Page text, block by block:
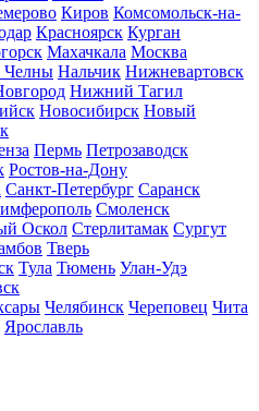
Киров Комсомольск-на-
Красноярск Курган
Махачкала Москва
Челны Нальчик Нижневартовск
Нижний Тагил
Новосибирск Новый
Пермь Петрозаводск
Ростов-на-Дону
Санкт-Петербург Саранск
Смоленск
Оскол Стерлитамак Сургут
Тверь
Тула Тюмень Улан-Удэ
Челябинск Череповец Чита
Ярославль